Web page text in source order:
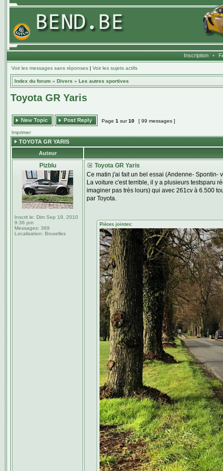
Inscription •
Voir les messages sans réponses | Voir les sujets actifs
Index du forum » Divers » Les autres sportives
Toyota GR Yaris
Page 1 sur10 [ 99 messages ]
Imprimer
TOYOTA GR YARIS
Auteur
Pizblu
Inscrit le: Dim Sep 19, 2010
9:36 pm
Messages: 369
Localisation: Bruxelles
Toyota GR Yaris
Ce matin j'ai fait un bel essai (Andenne- Spontin-
La voiture c'est terrible, il y a plusieurs testsparu
imaginer pas très lours) qui avec 261cv à 6.500
par Toyota.
Pièces jointes: